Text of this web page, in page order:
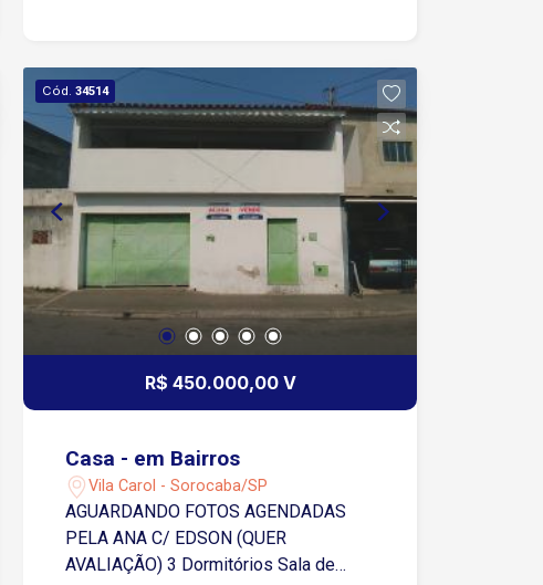
Cód. 34514
R$ 450.000,00 V
Casa - em Bairros
Vila Carol - Sorocaba/SP
AGUARDANDO FOTOS AGENDADAS
PELA ANA C/ EDSON (QUER
AVALIAÇÃO) 3 Dormitórios Sala de